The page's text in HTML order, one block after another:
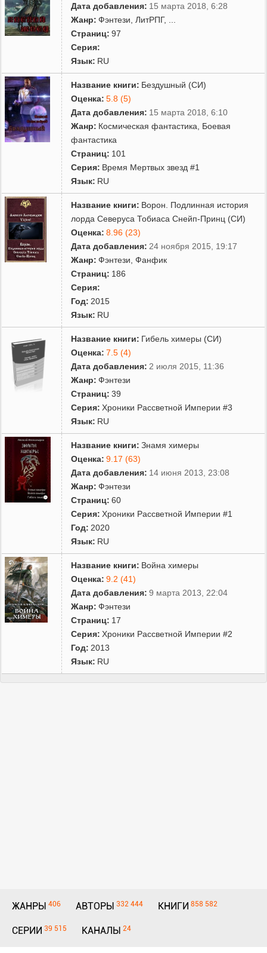
Дата добавления: 15 марта 2018, 6:28
Жанр: Фэнтези ЛитРПГ,
Страниц: 97
Серия:
Язык: RU
Название книги: Бездушный (СИ)
Оценка: 5.8 (5)
Дата добавления: 15 марта 2018, 6:10
Жанр: Космическая фантастика
Боевая
фантастика
Страниц: 101
Серия: Время Мертвых звезд #1
Язык: RU
Название книги: Ворон. Подлинная история
лорда Северуса Тобиаса Снейп-Принц (СИ)
Оценка: 8.96 (23)
Дата добавления: 24 ноября 2015, 19:17
Жанр: Фэнтези ,Фанфик
Страниц: 186
Серия:
Год: 2015
Язык: RU
Название книги: Гибель химеры (СИ)
Оценка: 7.5 (4)
Дата добавления: 2 июля 2015, 11:36
Жанр: Фэнтези
Страниц: 39
Серия: Хроники Рассветной Империи #3
Язык: RU
Название книги: Знамя химеры
Оценка: 9.17 (63)
Дата добавления: 14 июня 2013, 23:08
Жанр: Фэнтези
Страниц: 60
Серия: Хроники Рассветной Империи #1
Год: 2020
Язык: RU
Название книги: Война химеры
Оценка: 9.2 (41)
Дата добавления: 9 марта 2013, 22:04
Жанр: Фэнтези
Страниц: 17
Серия: Хроники Рассветной Империи #2
Год: 2013
Язык: RU
ЖАНРЫ 406 АВТОРЫ 332 444 КНИГИ 858 582
СЕРИИ 39 515 КАНАЛЫ 24